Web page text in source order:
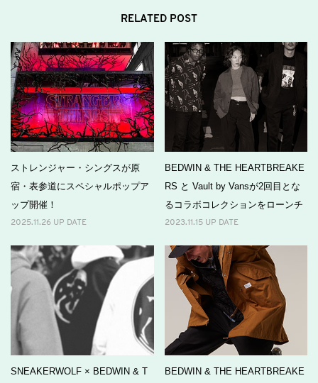
RELATED POST
ストレンジャー・シングスが原
宿・表参道にスペシャルポップア
ップ開催！
2025.11.26 UP DATE
BEDWIN & THE HEARTBREAKE
RS と Vault by Vansが2回目とな
るコラボコレクションをローンチ
2023.11.15 UP DATE
SNEAKERWOLF × BEDWIN & T
BEDWIN & THE HEARTBREAKE